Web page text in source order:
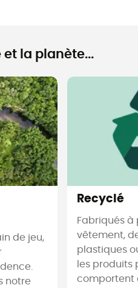
et la planète...
de jeu,
notre
Recyclé
Fabriqués à
vêtement,
plastiques
les produits
comportent